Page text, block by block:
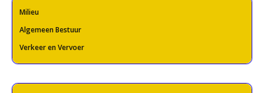
Milieu
Algemeen Bestuur
Verkeer en Vervoer